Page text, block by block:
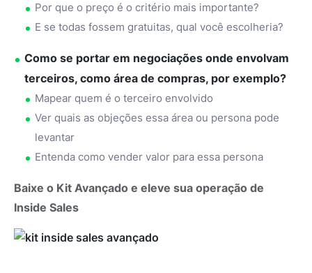
Por que o preço é o critério mais importante?
E se todas fossem gratuitas, qual você escolheria?
Como se portar em negociações onde envolvam
terceiros, como área de compras, por exemplo?
Mapear quem é o terceiro envolvido
Ver quais as objeções essa área ou persona pode
levantar
Entenda como vender valor para essa persona
Baixe o Kit Avançado e eleve sua operação de
Inside Sales